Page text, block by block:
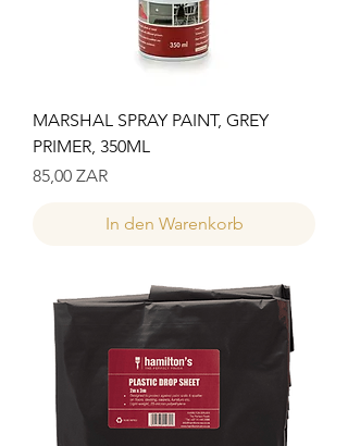
MARSHAL SPRAY PAINT, GREY
PRIMER, 350ML
Preis
85,00 ZAR
In den Warenkorb